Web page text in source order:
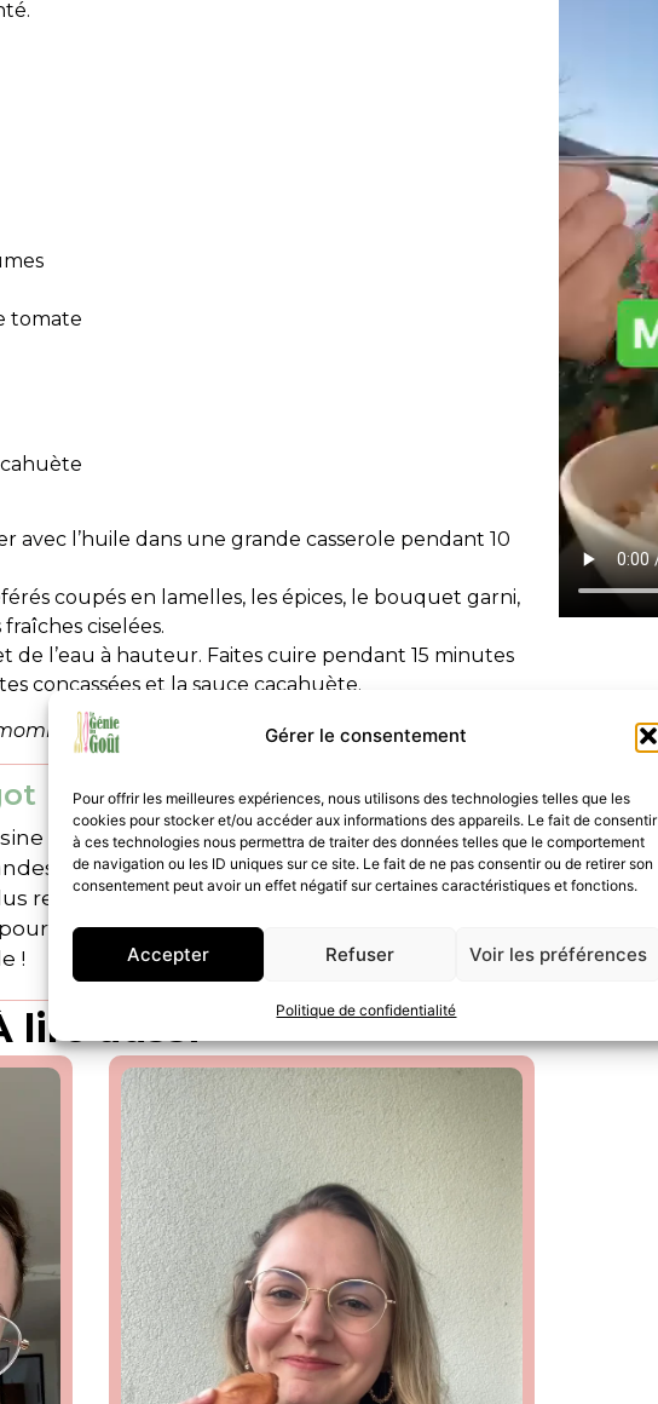
Gérer le consentement
Pour offrir les meilleures expériences, nous utilisons des technologies telles que les
cookies pour stocker et/ou accéder aux informations des appareils. Le fait de consentir
à ces technologies nous permettra de traiter des données telles que le comportement
de navigation ou les ID uniques sur ce site. Le fait de ne pas consentir ou de retirer son
consentement peut avoir un effet négatif sur certaines caractéristiques et fonctions.
Accepter Refuser Voir les préférences
Politique de confidentialité
tomate
avec l’huile dans une grande casserole pendant 10
coupés en lamelles, les épices, le bouquet garni,
ciselées.
l’eau à hauteur. Faites cuire pendant 15 minutes
concassées et la sauce cacahuète.
Vorwerk, à faire avec ou sans Thermomix.
et des mots, j’aime créer des recettes
et rédiger des articles à impact. Engagée
responsable et sensible à la cause animale,
moi un levier essentiel pour une transition
!
lire aussi